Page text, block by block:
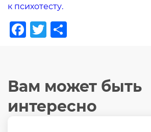
к психотесту.
Facebook
Twitter
Вам может быть
интересно